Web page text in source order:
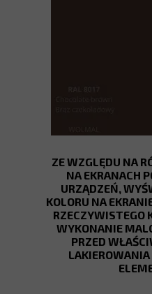
ZE WZGLĘDU NA
NA EKRANACH
URZĄDZEŃ,
KOLORU NA
RZECZYWISTEGO
WYKONANIE
PRZED